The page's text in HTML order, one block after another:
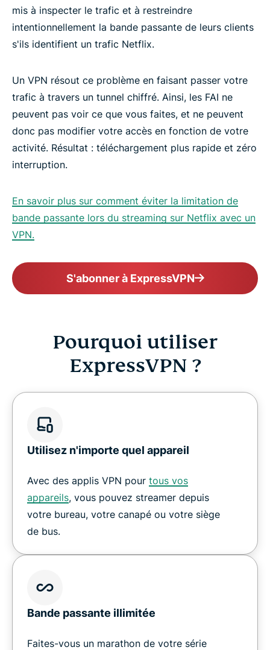
mis à inspecter le trafic et à restreindre
intentionnellement la bande passante de leurs clients
s'ils identifient un trafic Netflix.
Un VPN résout ce problème en faisant passer votre
trafic à travers un tunnel chiffré. Ainsi, les FAI ne
peuvent pas voir ce que vous faites, et ne peuvent
donc pas modifier votre accès en fonction de votre
activité. Résultat : téléchargement plus rapide et zéro
interruption.
En savoir plus sur comment éviter la limitation de
bande passante lors du streaming sur Netflix avec un
VPN.
S'abonner à ExpressVPN
Pourquoi utiliser
ExpressVPN ?
Utilisez n'importe quel appareil
Avec des applis VPN pour tous vos
appareils, vous pouvez streamer depuis
votre bureau, votre canapé ou votre siège
de bus.
Bande passante illimitée
Faites-vous un marathon de votre série